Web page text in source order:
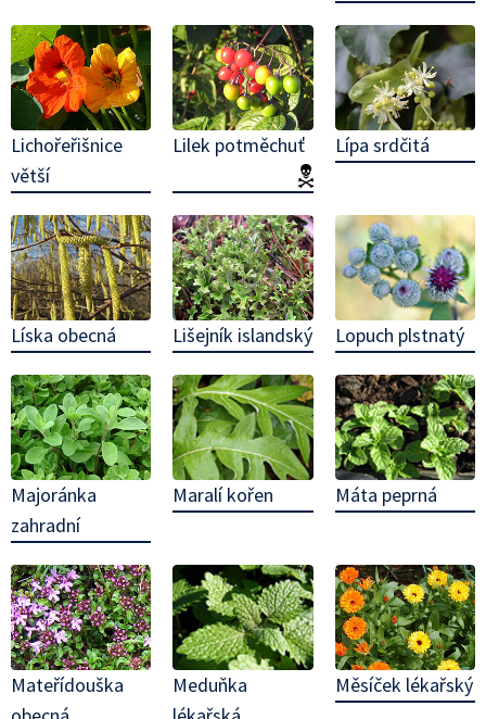
Lichořeřišnice
větší
Lilek potměchuť
(jedovatá!)
Lípa srdčitá
Líska obecná Lišejník islandský Lopuch plstnatý
Majoránka
zahradní
Maralí kořen Máta peprná
Mateřídouška
Meduňka
Měsíček lékařský